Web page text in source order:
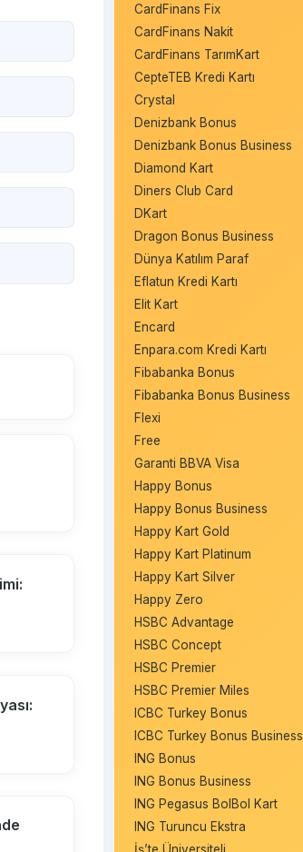
CardFinans Fix
CardFinans Nakit
CardFinans TarımKart
CepteTEB Kredi Kartı
Crystal
Denizbank Bonus
Denizbank Bonus Business
Diamond Kart
Diners Club Card
DKart
Dragon Bonus Business
Dünya Katılım Paraf
Eflatun Kredi Kartı
Elit Kart
Encard
Enpara.com Kredi Kartı
Fibabanka Bonus
Fibabanka Bonus Business
Flexi
Free
Garanti BBVA Visa
Happy Bonus
Happy Bonus Business
Happy Kart Gold
Happy Kart Platinum
Happy Kart Silver
Happy Zero
HSBC Advantage
HSBC Concept
HSBC Premier
HSBC Premier Miles
ICBC Turkey Bonus
ICBC Turkey Bonus Business
ING Bonus
ING Bonus Business
ING Pegasus BolBol Kart
ING Turuncu Ekstra
İş’te Üniversiteli